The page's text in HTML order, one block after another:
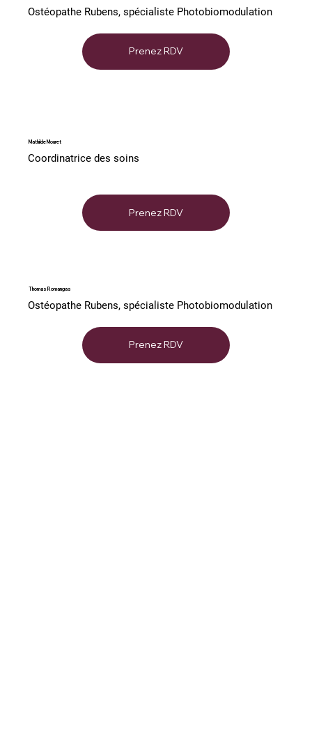
Ostéopathe Rubens, spécialiste Photobiomodulation
Prenez RDV
Mathilde Mouret
Coordinatrice des soins
Prenez RDV
Thomas Romangas
Ostéopathe Rubens, spécialiste Photobiomodulation
Prenez RDV